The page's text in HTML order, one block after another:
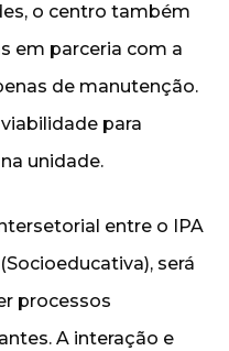
o centro também
em parceria com a
de manutenção.
para
unidade.
entre o IPA
será
processos
A interação e